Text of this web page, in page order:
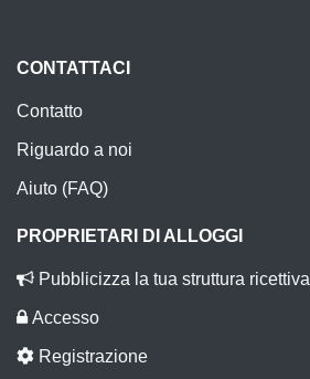
CONTATTACI
Contatto
Riguardo a noi
Aiuto (FAQ)
PROPRIETARI DI ALLOGGI
Pubblicizza la tua struttura ricettiva
Accesso
Registrazione